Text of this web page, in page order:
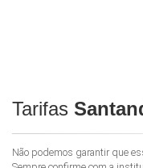
Tarifas
Não podemos garantir que